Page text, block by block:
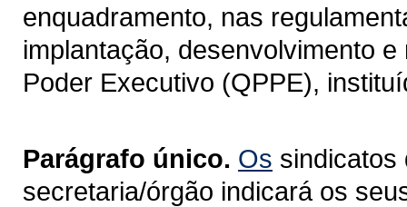
enquadramento, nas
implantação, desenvolvimento
Poder Executivo (QPPE),
Parágrafo único. Os sindicatos
secretaria/órgão indicará os